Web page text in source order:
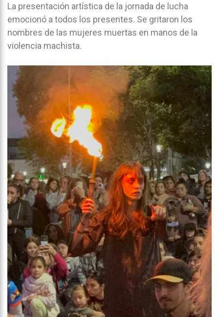
La presentación artística de la jornada de lucha
emocionó a todos los presentes. Se gritaron los
nombres de las mujeres muertas en manos de la
violencia machista.